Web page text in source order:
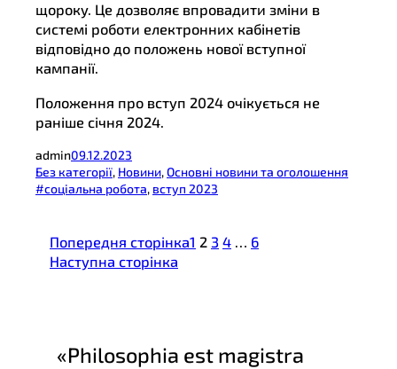
щороку. Це дозволяє впровадити зміни в
системі роботи електронних кабінетів
відповідно до положень нової вступної
кампанії.
Положення про вступ 2024 очікується не
раніше січня 2024.
admin09.12.2023
Без категорії, Новини, Основні новини та оголошення
#соціальна робота, вступ 2023
Попередня сторінка1 2 3 4 … 6
Наступна сторінка
«Philosophia est magistra